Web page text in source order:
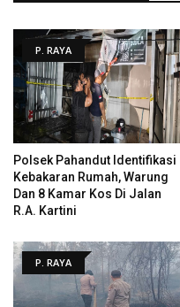
P. RAYA
Polsek Pahandut Identifikasi
Kebakaran Rumah, Warung
Dan 8 Kamar Kos Di Jalan
R.A. Kartini
P. RAYA